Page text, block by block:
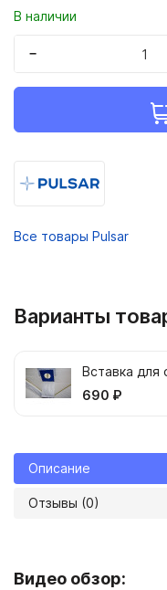
В наличии
−
Все товары Pulsar
Варианты
Вставка для
690 ₽
Описание
Отзывы (0)
Видео обзор: